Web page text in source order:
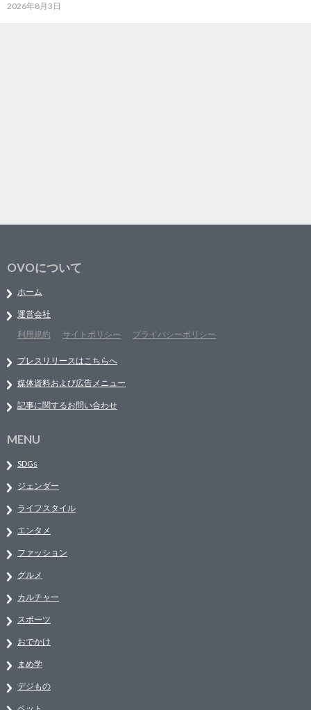
2026年8月3日
OVOについて
ホーム
運営会社
利用規約
サイトポリシー プライバシーポリシー
プレスリリースはこちらへ
媒体資料および広告メニュー
記事に関するお問い合わせ
MENU
SDGs
ジェンダー
ライフスタイル
エンタメ
ファッション
グルメ
カルチャー
スポーツ
おでかけ
まめ学
デジもの